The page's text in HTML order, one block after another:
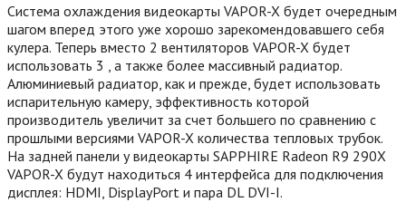
Система охлаждения видеокарты VAPOR-X будет очередным
шагом вперед этого уже хорошо зарекомендовавшего себя
кулера. Теперь вместо 2 вентиляторов VAPOR-X будет
использовать 3 , а также более массивный радиатор.
Алюминиевый радиатор, как и прежде, будет использовать
испарительную камеру, эффективность которой
производитель увеличит за счет большего по сравнению с
прошлыми версиями VAPOR-X количества тепловых трубок.
На задней панели у видеокарты SAPPHIRE Radeon R9 290X
VAPOR-X будут находиться 4 интерфейса для подключения
дисплея: HDMI, DisplayPort и пара DL DVI-I.